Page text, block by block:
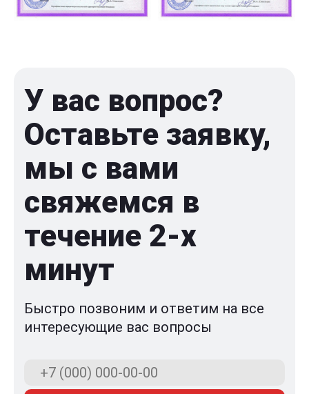
У вас вопрос?
Оставьте заявку,
мы с вами
свяжемся в
течение 2-x
минут
Быстро позвоним и ответим на все
интересующие вас вопросы